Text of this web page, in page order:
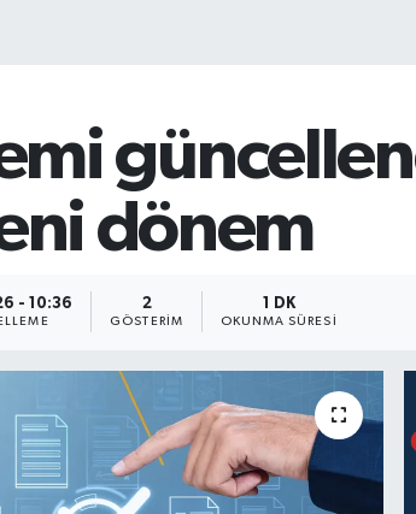
dönem
- 10:36 2
GÖSTERIM
1 DK
OKUNMA SÜRESI